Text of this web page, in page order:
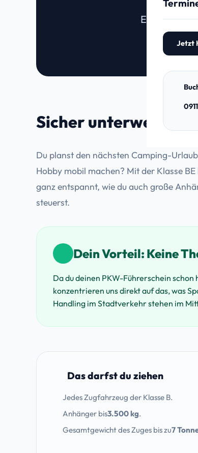
Jetzt
Egal ob
Sicher unterwegs
Du planst den nächsten Camping-
Hobby mobil machen? Mit der Klasse
ganz entspannt, wie du auch große
steuerst.
Dein Vorteil: Keine
Da du deinen PKW-Führerschein
konzentrieren uns direkt auf das, was
Handling im Stadtverkehr stehen im
Das darfst du ziehen
Jedes Zugfahrzeug der Klasse B.
Anhänger bis3.500 kg.
Gesamtgewicht des Zuges bis zu7